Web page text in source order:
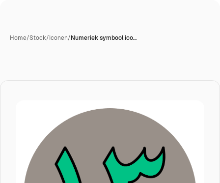
Home/Stock/Iconen/Numeriek symbool ico…